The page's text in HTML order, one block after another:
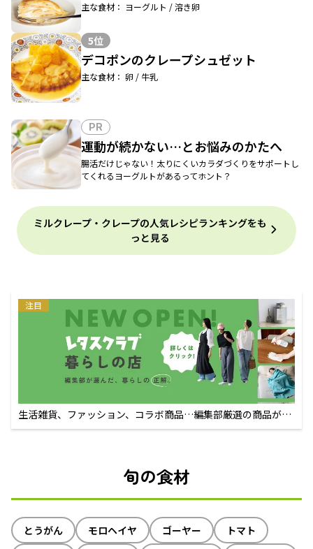
主な食材： ヨーグルト / 溶き卵
5位
デコポンのクレープシュゼット
主な食材： 卵 / 牛乳
PR
運動が続かない…とお悩みのかたへ
腸活だけじゃない！太りにくいカラダづくりをサポートし
てくれるヨーグルトがあるってホント？
ミルクレープ・クレープの人気レシピランキングをも
っと見る
注目
生活雑貨、ファッション、コラボ商品…編集部厳選の商品が買
えるECサイト
旬の食材
とうがん モロヘイヤ ゴーヤー
トマト